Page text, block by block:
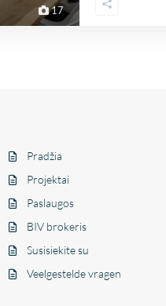
17
Pradžia
Projektai
Paslaugos
BIV brokeris
Susisiekite su
Veelgestelde vragen